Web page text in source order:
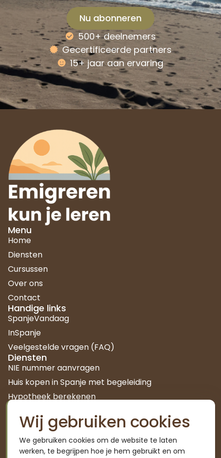
Nu abonneren
Alternative:
500+ deelnemers
Gecertificeerde partners
15+ jaar aan ervaring
Menu
Home
Diensten
Cursussen
Over ons
Contact
Handige links
SpanjeVandaag
InSpanje
Veelgestelde vragen (FAQ)
Diensten
NIE nummer aanvragen
Huis kopen in Spanje met begeleiding
Hypotheek berekenen
Autónomo worden in Spanje
Waarom bijbetalen seguridad social
Familia numerosa in Spanje
Wij gebruiken cookies
We gebruiken cookies om de website te laten
werken, te begrijpen hoe je hem gebruikt en om